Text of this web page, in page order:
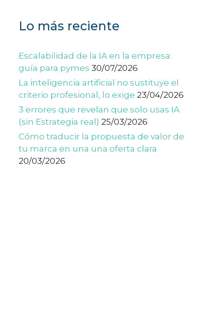
Lo más reciente
Escalabilidad de la IA en la empresa:
guía para pymes 30/07/2026
La inteligencia artificial no sustituye el
criterio profesional, lo exige 23/04/2026
3 errores que revelan que solo usas IA
(sin Estrategia real) 25/03/2026
Cómo traducir la propuesta de valor de
tu marca en una una oferta clara
20/03/2026